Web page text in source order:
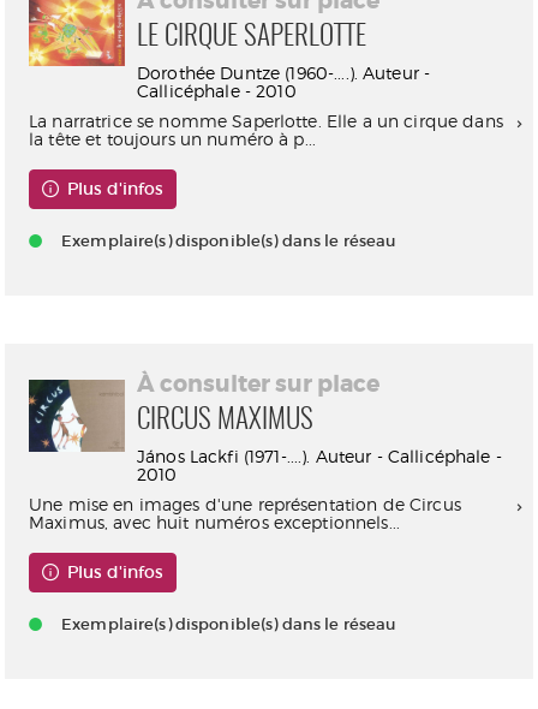
LE CIRQUE SAPERLOTTE
Dorothée Duntze (1960-....). Auteur -
Callicéphale - 2010
La narratrice se nomme Saperlotte. Elle a un cirque dans
la tête et toujours un numéro à p...
Plus d'infos
Exemplaire(s) disponible(s) dans le réseau
À consulter sur place
CIRCUS MAXIMUS
János Lackfi (1971-....). Auteur - Callicéphale -
2010
Une mise en images d'une représentation de Circus
Maximus, avec huit numéros exceptionnels...
Plus d'infos
Exemplaire(s) disponible(s) dans le réseau